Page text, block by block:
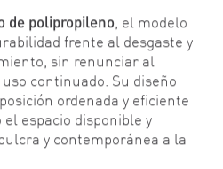
de polipropileno , el modelo
frente al desgaste y
sin renunciar al
continuado. Su diseño
ordenada y eficiente
espacio disponible y
y contemporánea a la